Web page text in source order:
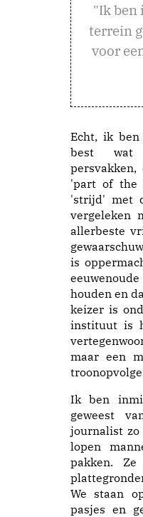
"Ik ben
terrein
voor
Echt, ik
best wat
'part of the
'strijd' met
vergeleken
allerbeste
is
houden en
keizer is
instituut is
maar een
Ik ben
geweest
journalist zo
lopen
pakken.
We staan
pasjes en